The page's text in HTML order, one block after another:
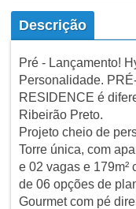
Descrição
Pré - Lançamento!
Personalidade.
RESIDENCE é
Ribeirão Preto.
Projeto cheio de
Torre única, com
e 02 vagas e 179m²
de 06 opções de
Gourmet com pé